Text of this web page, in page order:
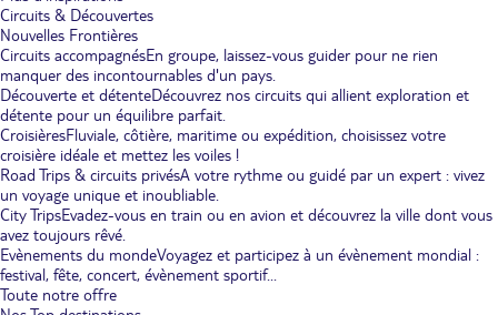
Circuits & Découvertes
Nouvelles Frontières
Circuits accompagnésEn groupe, laissez-vous guider pour ne rien
manquer des incontournables d'un pays.
Découverte et détenteDécouvrez nos circuits qui allient exploration et
détente pour un équilibre parfait.
CroisièresFluviale, côtière, maritime ou expédition, choisissez votre
croisière idéale et mettez les voiles !
Road Trips & circuits privésA votre rythme ou guidé par un expert : vivez
un voyage unique et inoubliable.
City TripsEvadez-vous en train ou en avion et découvrez la ville dont vous
avez toujours rêvé.
Evènements du mondeVoyagez et participez à un évènement mondial :
festival, fête, concert, évènement sportif...
Toute notre offre